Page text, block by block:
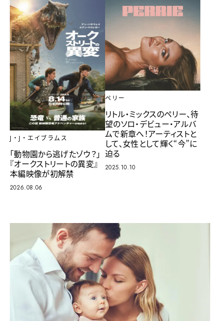
J・J・エイブラムス
「動物園から逃げたゾウ？」
『オークストリートの異変』
本編映像が初解禁
2026.08.06
ペリー
リトル・ミックスのペリー、待
望のソロ・デビュー・アルバ
ムで新章へ！アーティストと
して、女性として輝く“今”に
迫る
2025.10.10